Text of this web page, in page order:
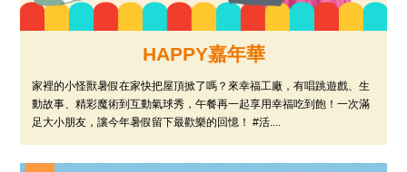
HAPPY嘉年華
家裡的小怪獸暑假在家快把屋頂掀了嗎？來幸福工廠，有唱跳遊戲、生
動故事、精彩魔術到互動氣球秀，午餐再一起享用幸福吃到飽！一次滿
足大小朋友，讓今年暑假留下最歡樂的回憶！ #活....